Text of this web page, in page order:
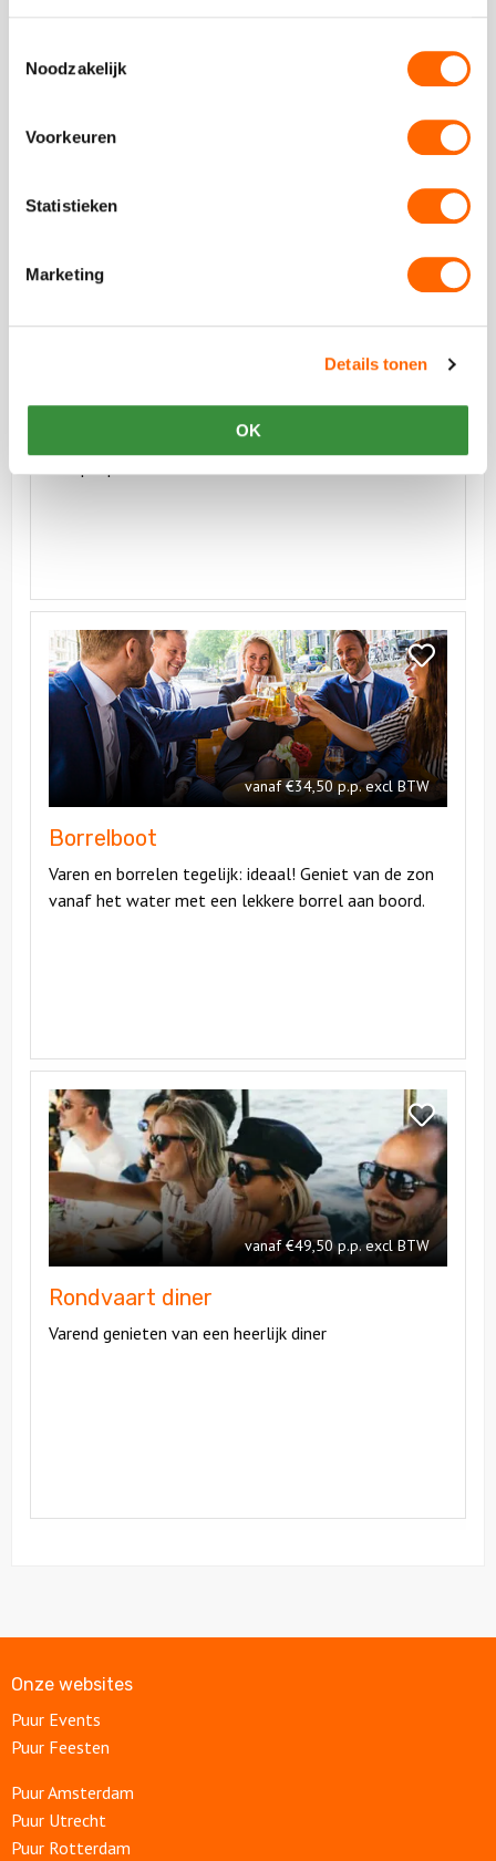
Noodzakelijk
Voorkeuren
Statistieken
Marketing
Details tonen
OK
Bekijk
Sloepen
vanaf €34,5 p.p. excl BTW
grachten, los uitdagingen en raadsels op tijdens de
puzzeltocht
Bekijk
Borrelboot
vanaf €34,50 p.p. excl BTW
Borrelboot
Varen en borrelen tegelijk: ideaal! Geniet van de zon
vanaf het water met een lekkere borrel aan boord.
Borrelboot
Bekijk
Rondvaart
diner
vanaf €49,50 p.p. excl BTW
Rondvaart diner
Varend genieten van een heerlijk diner
Bekijk
Rondvaart
diner
Onze websites
Puur Events
Puur Feesten
Puur Amsterdam
Puur Utrecht
Puur Rotterdam